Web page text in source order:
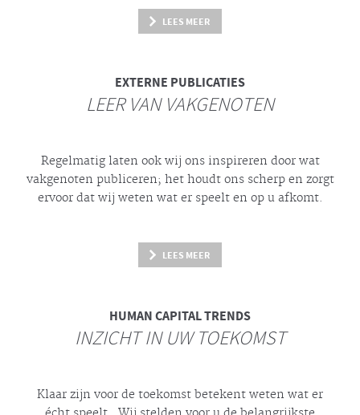
LEES MEER
EXTERNE PUBLICATIES
LEER VAN VAKGENOTEN
Regelmatig laten ook wij ons inspireren door wat
vakgenoten publiceren; het houdt ons scherp en zorgt
ervoor dat wij weten wat er speelt en op u afkomt.
LEES MEER
HUMAN CAPITAL TRENDS
INZICHT IN UW TOEKOMST
Klaar zijn voor de toekomst betekent weten wat er